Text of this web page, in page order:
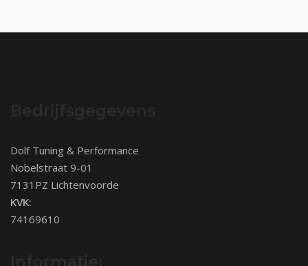
Dolf Tuning & Performance
Nobelstraat 9-01
7131PZ Lichtenvoorde
KVK:
74169610